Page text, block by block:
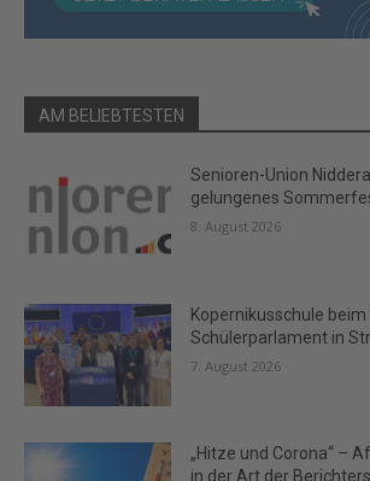
AM BELIEBTESTEN
Senioren-Union
gelungenes
8. August 2026
Kopernikusschule
Schülerparlament in
7. August 2026
„Hitze und Corona“ –
in der Art der